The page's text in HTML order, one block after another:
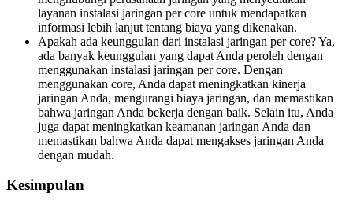
layanan instalasi jaringan per core untuk mendapatkan
informasi lebih lanjut tentang biaya yang dikenakan.
Apakah ada keunggulan dari instalasi jaringan per core? Ya,
ada banyak keunggulan yang dapat Anda peroleh dengan
menggunakan instalasi jaringan per core. Dengan
menggunakan core, Anda dapat meningkatkan kinerja
jaringan Anda, mengurangi biaya jaringan, dan memastikan
bahwa jaringan Anda bekerja dengan baik. Selain itu, Anda
juga dapat meningkatkan keamanan jaringan Anda dan
memastikan bahwa Anda dapat mengakses jaringan Anda
dengan mudah.
Kesimpulan